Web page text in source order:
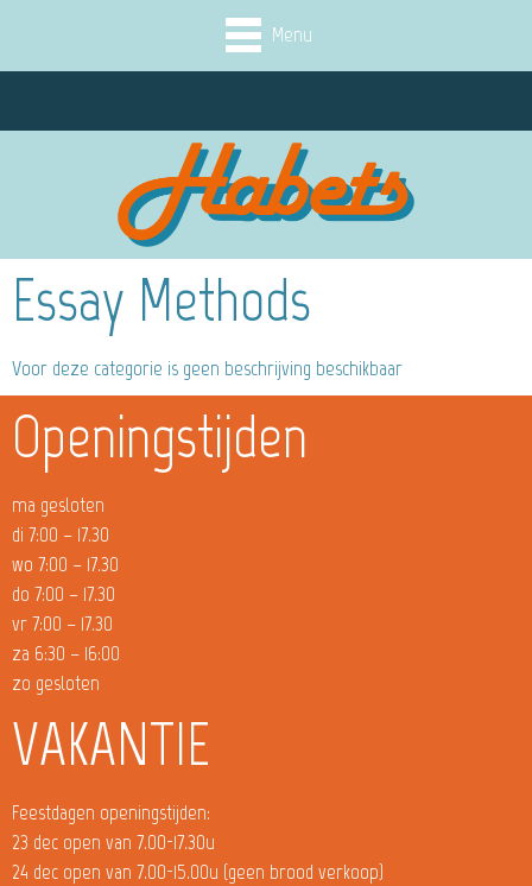
Menu
Essay Methods
Voor deze categorie is geen beschrijving beschikbaar
Openingstijden
ma gesloten
di 7:00 – 17.30
wo 7:00 – 17.30
do 7:00 – 17.30
vr 7:00 – 17.30
za 6:30 – 16:00
zo gesloten
VAKANTIE
Feestdagen openingstijden:
23 dec open van 7.00-17.30u
24 dec open van 7.00-15.00u (geen brood verkoop)